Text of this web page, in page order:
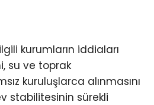
kurumların iddiaları
su ve toprak
kuruluşlarca alınmasını
stabilitesinin sürekli